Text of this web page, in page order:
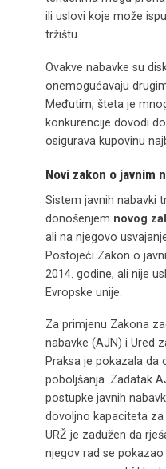
ili uslovi koje može
tržištu.
Ovakve nabavke su
onemogućavaju
Međutim, šteta je
konkurencije dovodi
osigurava kupovinu
Novi zakon o javnim
Sistem javnih nabavki
donošenjem novog
ali na njegovo
Postojeći Zakon o
2014. godine, ali nije
Evropske unije.
Za primjenu Zakona
nabavke (AJN) i Ured
Praksa je pokazala da
poboljšanja. Zadatak
postupke javnih
dovoljno kapaciteta za
URŽ je zadužen da
njegov rad se